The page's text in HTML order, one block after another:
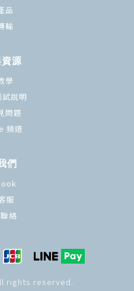
品
輸
源
學
試說明
問題
頻道
們
服
絡
rights reserved.